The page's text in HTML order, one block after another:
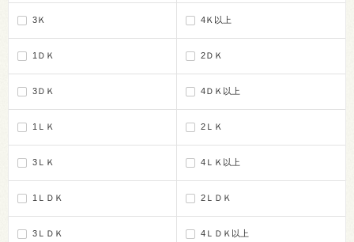
3Ｋ 4Ｋ以上
1ＤＫ 2ＤＫ
3ＤＫ 4ＤＫ以上
1ＬＫ 2ＬＫ
3ＬＫ 4ＬＫ以上
1ＬＤＫ 2ＬＤＫ
3ＬＤＫ 4ＬＤＫ以上